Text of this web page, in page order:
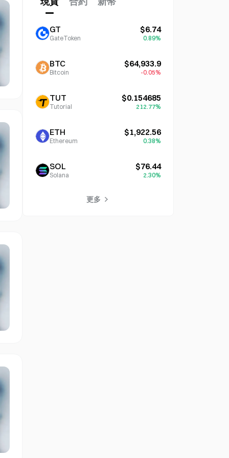
GT
GateToken
$6.74
0.89%
BTC
Bitcoin
$64,933.9
-0.05%
TUT
Tutorial
$0.154685
212.77%
ETH
Ethereum
$1,922.56
0.38%
SOL
Solana
$76.44
2.30%
更多